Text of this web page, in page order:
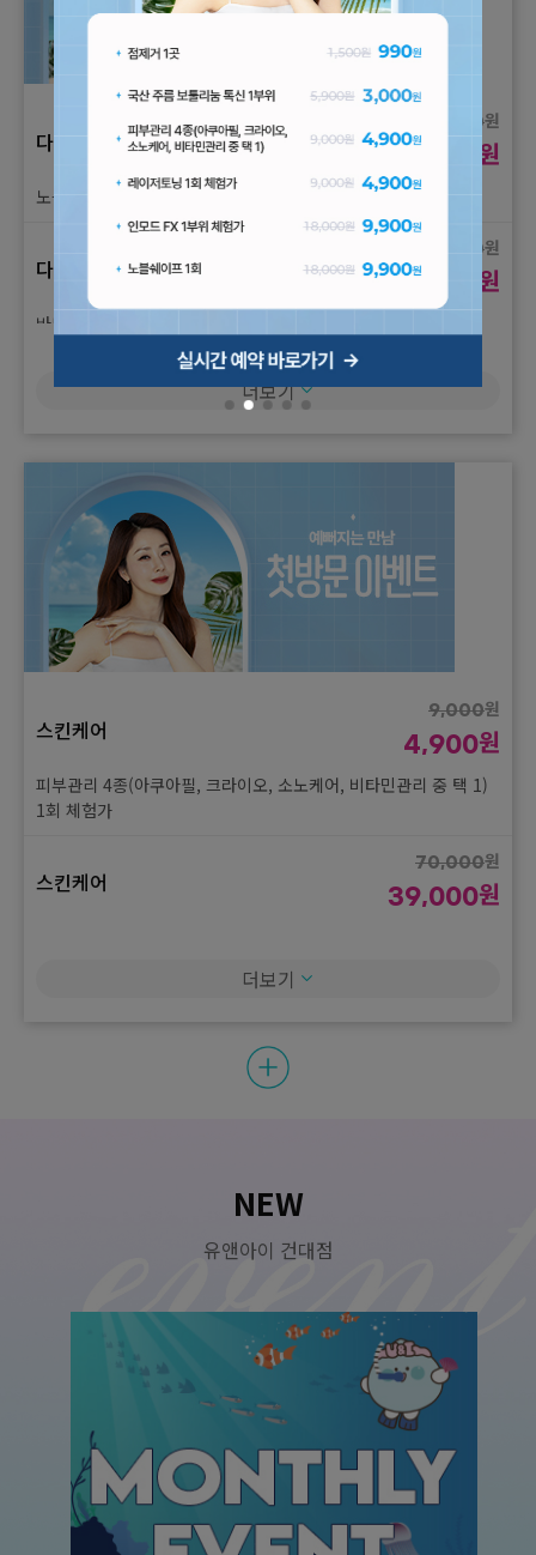
다이어트
18,000원
원
노블쉐이프 1회 체험가
다이어트
80,000원
50,000 원
바디 인모드 1부위 체험가
활력주사 더보기
스킨케어
9,000원
4,900원
피부관리 4종(아쿠아필, 크라이오, 소노케어, 비타민관리 중 택 1)
1회 체험가
스킨케어
70,000원
39,000원
더보기
NEW
유앤아이 건대점